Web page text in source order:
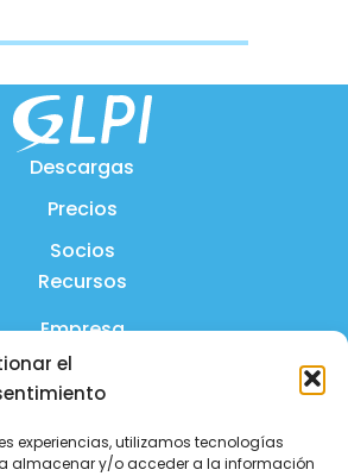
el
experiencias, utilizamos tecnologías
almacenar y/o acceder a la información
Descargas
Precios
Socios
Recursos
Empresa
Producto
Contáctanos